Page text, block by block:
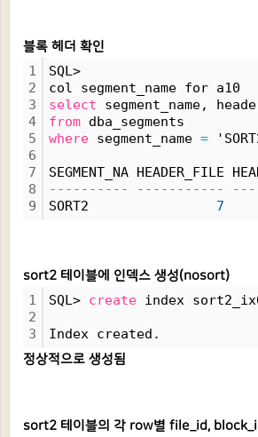
블록 헤더 확인
1
2
3
4
5
6
7
8
9
SQL>
col segment_name for a10
select segment_name,
from dba_segments
where segment_name =
SEGMENT_NA HEADER_FILE
----------
-----------
SORT2 7
sort2 테이블에 인덱스 생성(nosort)
1
2
3
SQL> create index
Index created.
정상적으로 생성됨
sort2 테이블의 각 row별 file_id,